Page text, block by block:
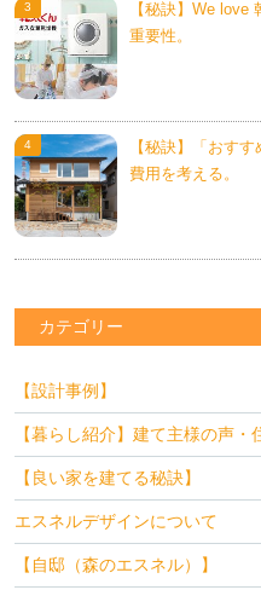
【秘訣】We love
重要性。
【秘訣】「おす
費用を考える。
カテゴリー
【設計事例】
【暮らし紹介】建て主様の声・
【良い家を建てる秘訣】
エスネルデザインについて
【自邸（森のエスネル）】